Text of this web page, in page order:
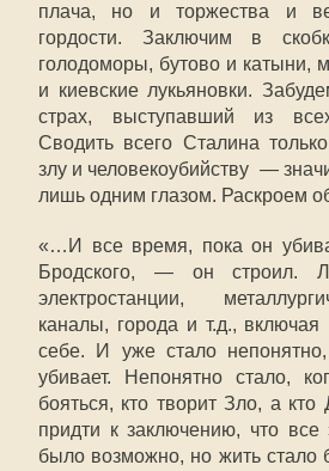
плача, но и торжества и
гордости. Заключим в
голодоморы, бутово и катыни,
и киевские лукьяновки.
страх, выступавший из
Сводить всего Сталина
злу и человекоубийству —
лишь одним глазом. Раскроем
«…И все время, пока он
Бродского, — он строил.
электростанции,
каналы, города и т.д.,
себе. И уже стало
убивает. Непонятно стало,
бояться, кто творит Зло, а
придти к заключению, что
было возможно, но жить стало